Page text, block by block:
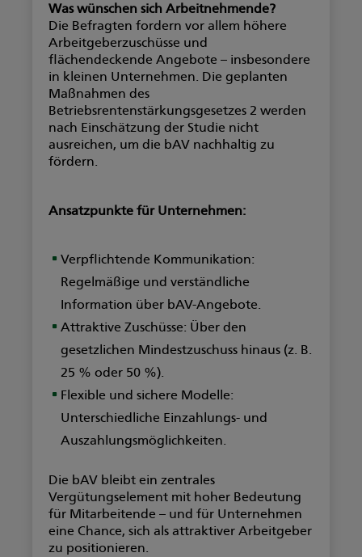
Was wünschen sich Arbeitnehmende?
Die Befragten fordern vor allem höhere
Arbeitgeberzuschüsse und
flächendeckende Angebote – insbesondere
in kleinen Unternehmen. Die geplanten
Maßnahmen des
Betriebsrentenstärkungsgesetzes 2 werden
nach Einschätzung der Studie nicht
ausreichen, um die bAV nachhaltig zu
fördern.
Ansatzpunkte für Unternehmen:
Verpflichtende Kommunikation:
Regelmäßige und verständliche
Information über bAV-Angebote.
Attraktive Zuschüsse: Über den
gesetzlichen Mindestzuschuss hinaus (z. B.
25 % oder 50 %).
Flexible und sichere Modelle:
Unterschiedliche Einzahlungs- und
Auszahlungsmöglichkeiten.
Die bAV bleibt ein zentrales
Vergütungselement mit hoher Bedeutung
für Mitarbeitende – und für Unternehmen
eine Chance, sich als attraktiver Arbeitgeber
zu positionieren.